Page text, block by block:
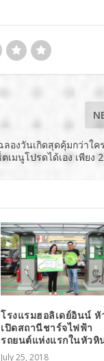
องวันเกิดสุดคุ้มกว่าใค
ตเมนูโปรดได้เอง เพียง
โรงแรมฮอลิเดย์อินน์
เปิดสถานีชาร์จไฟฟ้า
รถยนต์แห่งแรกในหัวหิ
July 25, 2018